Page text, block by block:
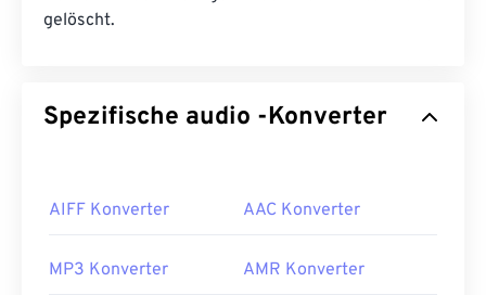
gelöscht.
Spezifische audio -Konverter
AIFF Konverter AAC Konverter
MP3 Konverter AMR Konverter